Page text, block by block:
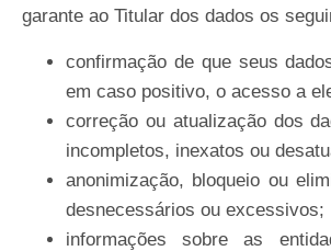
garante ao Titular dos dados os
confirmação de que seus
em caso positivo, o acesso a
correção ou atualização dos
incompletos, inexatos ou
anonimização, bloqueio ou
desnecessários ou excessivos;
informações sobre as